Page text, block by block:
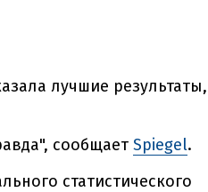
лучшие
сообщает Spiegel.
статистического